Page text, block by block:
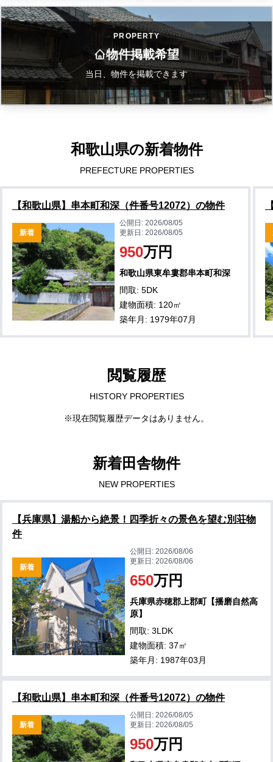
PROPERTY
物件掲載希望
当日、物件を掲載できます
和歌山県の新着物件
PREFECTURE PROPERTIES
【和歌山県】串本町和深（件番号12072）の物件
新着
公開日:2026/08/05
更新日:2026/08/05
950万円
和歌山県東牟婁郡串本町和深
間取: 5DK
建物面積: 120㎡
築年月: 1979年07月
閲覧履歴
HISTORY PROPERTIES
※現在閲覧履歴データはありません。
新着田舎物件
NEW PROPERTIES
【兵庫県】湯船から絶景！四季折々の景色を望む別荘物
件
新着
公開日:2026/08/06
更新日:2026/08/06
650万円
兵庫県赤穂郡上郡町【播磨自然高
原】
間取: 3LDK
建物面積: 37㎡
築年月: 1987年03月
【和歌山県】串本町和深（件番号12072）の物件
新着
公開日:2026/08/05
更新日:2026/08/05
950万円